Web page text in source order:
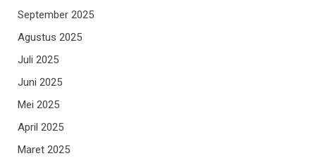
September 2025
Agustus 2025
Juli 2025
Juni 2025
Mei 2025
April 2025
Maret 2025